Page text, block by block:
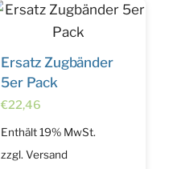
Ersatz Zugbänder
5er Pack
€22,46
Enthält 19% MwSt.
zzgl.Versand